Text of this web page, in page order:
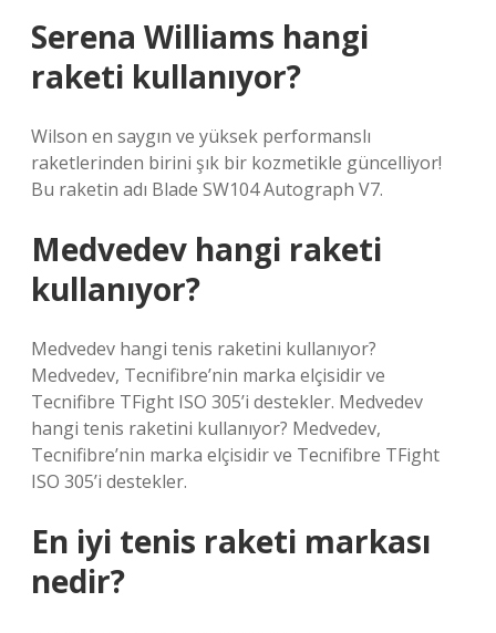
Serena Williams hangi
raketi kullanıyor?
Wilson en saygın ve yüksek performanslı
raketlerinden birini şık bir kozmetikle güncelliyor!
Bu raketin adı Blade SW104 Autograph V7.
Medvedev hangi raketi
kullanıyor?
Medvedev hangi tenis raketini kullanıyor?
Medvedev, Tecnifibre’nin marka elçisidir ve
Tecnifibre TFight ISO 305’i destekler. Medvedev
hangi tenis raketini kullanıyor? Medvedev,
Tecnifibre’nin marka elçisidir ve Tecnifibre TFight
ISO 305’i destekler.
En iyi tenis raketi markası
nedir?